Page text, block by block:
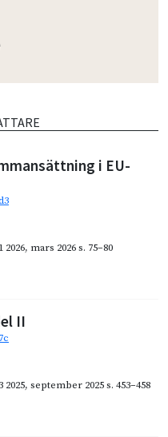
i EU-
, mars 2026s. 75–80
II
, september 2025s. 453–458